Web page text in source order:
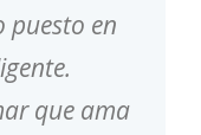
puesto en
que ama